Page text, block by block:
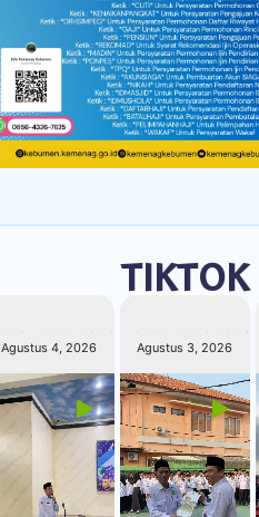
TIKTOK
Agustus 4, 2026 Agustus 3, 2026